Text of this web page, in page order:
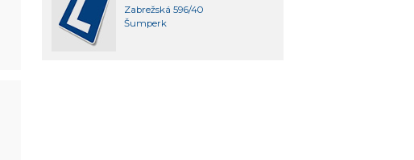
Zabrežská 596/40
Šumperk